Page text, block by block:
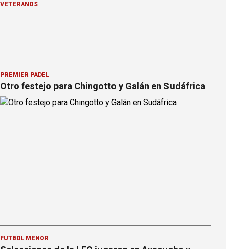
VETERANOS
PREMIER PÁDEL
Otro festejo para Chingotto y Galán en Sudáfrica
FÚTBOL MENOR